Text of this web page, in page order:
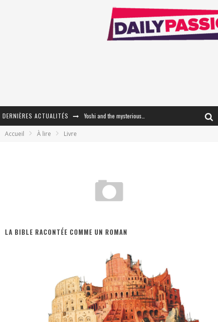
DERNIÈRES ACTUALITÉS
« Dr Wertham / L’homme qui étudia les tueurs en série » - Un Métier à Risque !
Assassin's Creed Black Flag Resynced
« Le Vent dand les Saules » - Une Belle Histoire !
Accueil À lire Livre
LA BIBLE RACONTÉE COMME UN ROMAN